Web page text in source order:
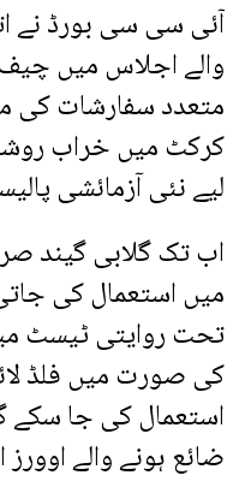
آئی سی سی بورڈ نے
والے اجلاس میں
متعدد سفارشات
کرکٹ میں خراب
لیے نئی آزمائشی
اب تک گلابی گیند
میں استعمال کی
تحت روایتی ٹیسٹ
کی صورت میں فلڈ
استعمال کی جا سکے
ضائع ہونے والے